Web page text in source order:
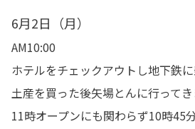
6月2日（月）
AM10:00
ホテルをチェックアウトし地下鉄
土産を買った後矢場とんに行ってき
11時オープンにも関わらず10時45